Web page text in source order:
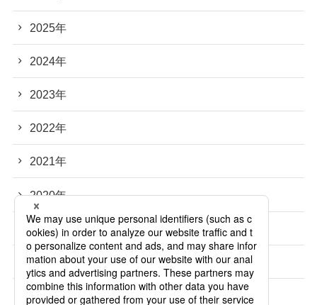
2025年
2024年
2023年
2022年
2021年
2020年
2019年
2018年
2017年